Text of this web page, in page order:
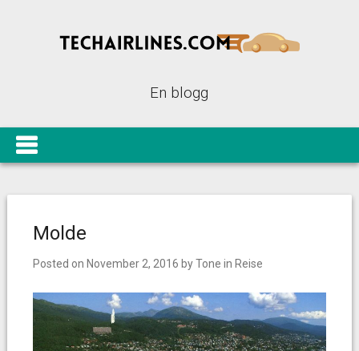
En blogg
Molde
Posted on November 2, 2016 byTone in Reise